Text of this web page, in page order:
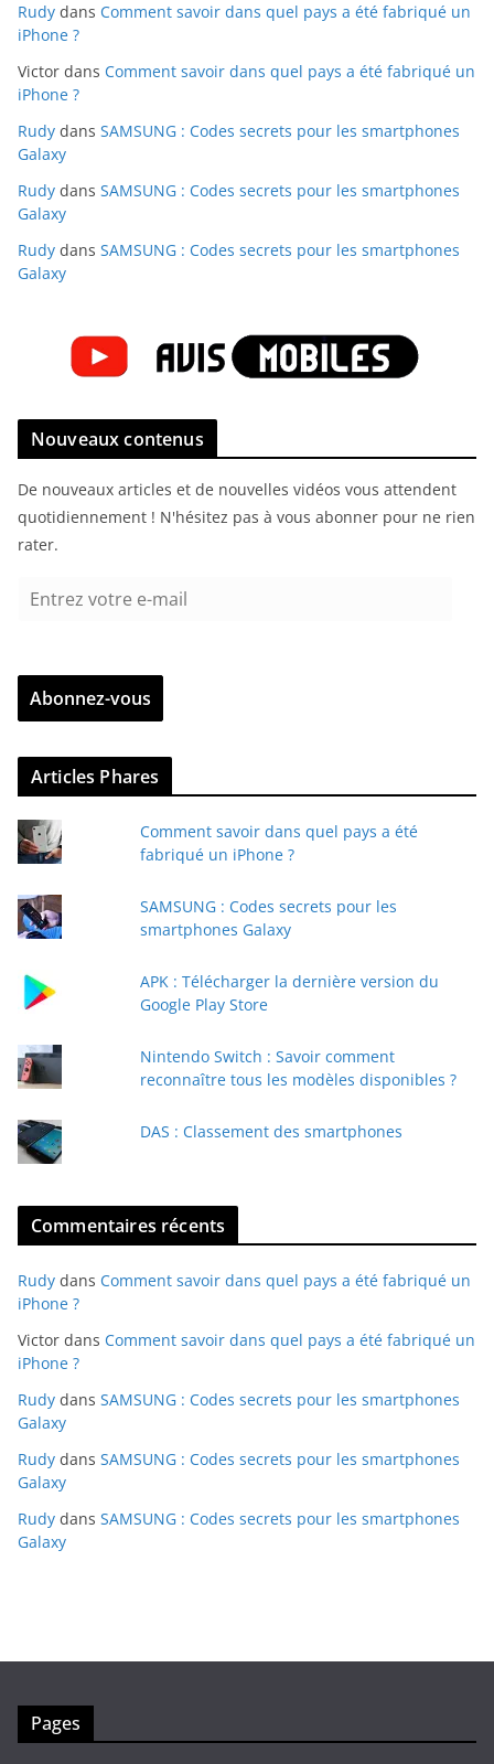
Rudy dans Comment savoir dans quel pays a été fabriqué un
iPhone ?
Victor dans Comment savoir dans quel pays a été fabriqué un
iPhone ?
Rudy dans SAMSUNG : Codes secrets pour les smartphones
Galaxy
Rudy dans SAMSUNG : Codes secrets pour les smartphones
Galaxy
Rudy dans SAMSUNG : Codes secrets pour les smartphones
Galaxy
Nouveaux contenus
De nouveaux articles et de nouvelles vidéos vous attendent
quotidiennement ! N'hésitez pas à vous abonner pour ne rien
rater.
r
z
v
r
e
e
-
a
Abonnez-vous
Articles Phares
Comment savoir dans quel pays a été
fabriqué un iPhone ?
SAMSUNG : Codes secrets pour les
smartphones Galaxy
APK : Télécharger la dernière version du
Google Play Store
Nintendo Switch : Savoir comment
reconnaître tous les modèles disponibles ?
DAS : Classement des smartphones
Commentaires récents
Rudy dans Comment savoir dans quel pays a été fabriqué un
iPhone ?
Victor dans Comment savoir dans quel pays a été fabriqué un
iPhone ?
Rudy dans SAMSUNG : Codes secrets pour les smartphones
Galaxy
Rudy dans SAMSUNG : Codes secrets pour les smartphones
Galaxy
Rudy dans SAMSUNG : Codes secrets pour les smartphones
Galaxy
Pages